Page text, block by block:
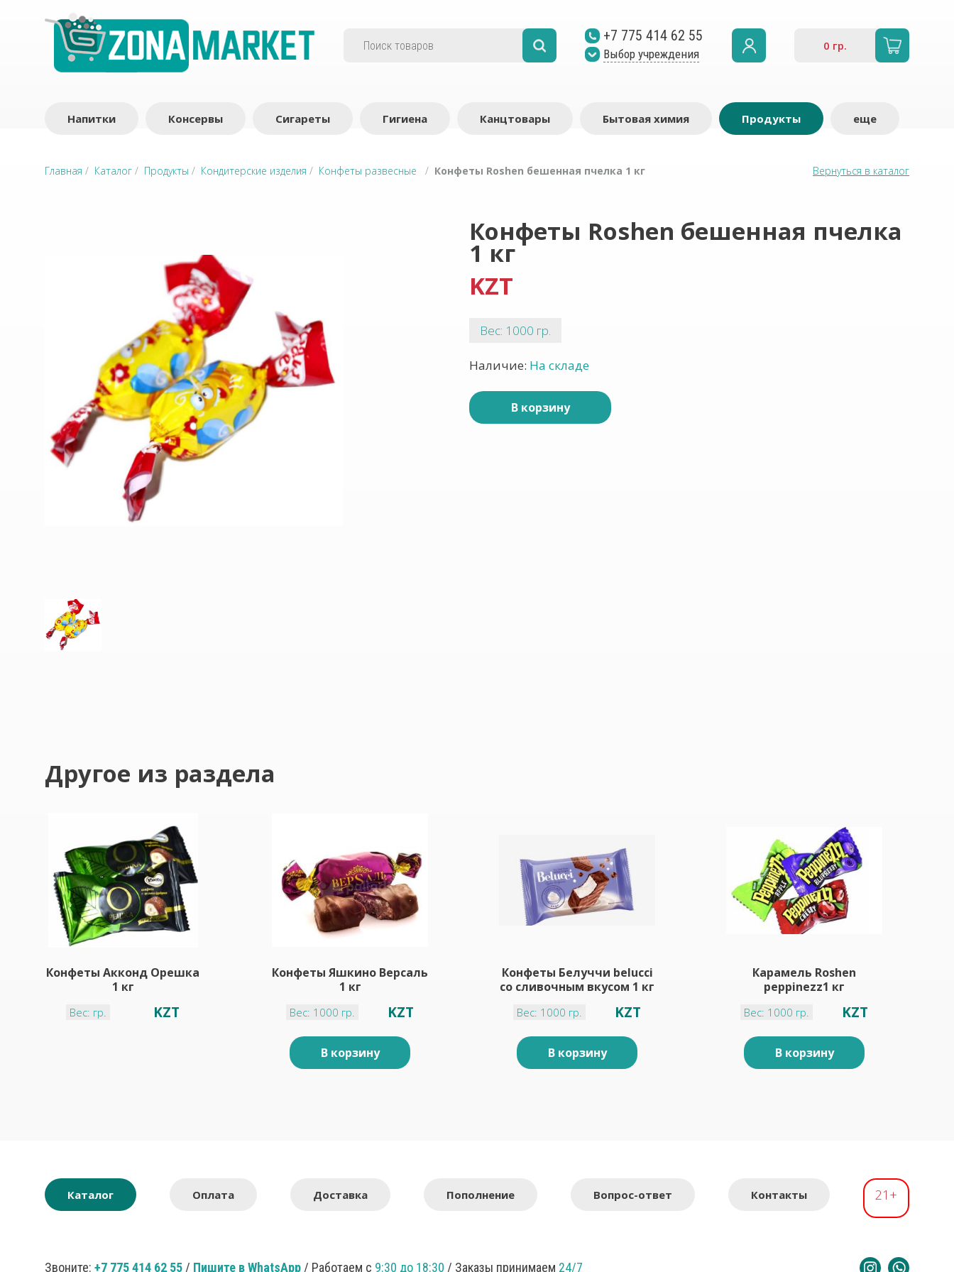
+7 775 414 62 55
Выбор учреждения
0 гр.
Напитки Консервы Сигареты Гигиена Канцтовары Бытовая химия Продукты еще
Главная / Каталог / Продукты / Кондитерские изделия / Конфеты развесные / Конфеты Roshen бешенная пчелка 1 кг Вернуться в каталог
Конфеты Roshen бешенная пчелка
1 кг
KZT
Вес: 1000 гр.
Наличие: На складе
В корзину
Другое из раздела
Конфеты Акконд Орешка
1 кг
Вес: гр. KZT
Конфеты Яшкино Версаль
1 кг
Вес: 1000 гр. KZT
В корзину
Конфеты Белуччи belucci
со сливочным вкусом 1 кг
Вес: 1000 гр. KZT
В корзину
Карамель Roshen
peppinezz1 кг
Вес: 1000 гр. KZT
В корзину
Каталог Оплата Доставка Пополнение Вопрос-ответ Контакты 21+
Звоните: +7 775 414 62 55 / Пишите в WhatsApp / Работаем с 9:30 до 18:30 / Заказы принимаем 24/7